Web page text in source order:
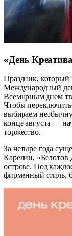
«День
Праздник,
Международный
Всемирным днем
Чтобы
выбираем
конце августа —
торжество.
За четыре года
Карелии, «Болотов
острове. Под
фирменный стиль,